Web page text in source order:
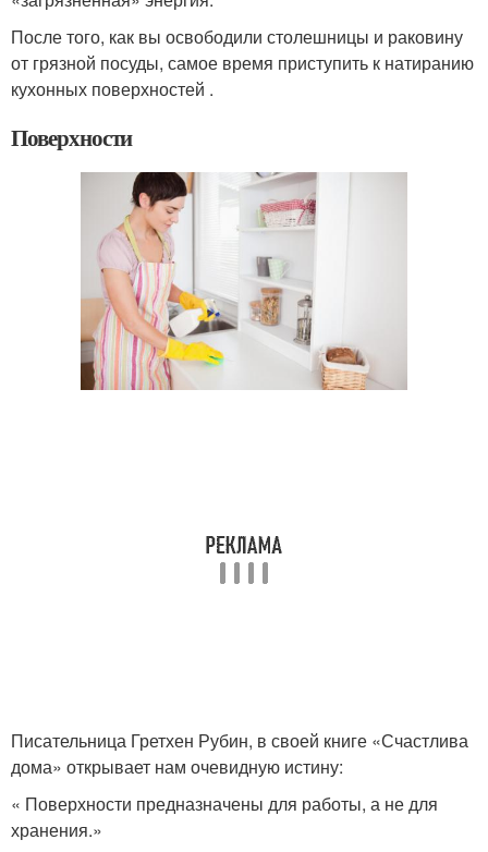
После того, как вы освободили столешницы и раковину
от грязной посуды, самое время приступить к натиранию
кухонных поверхностей .
Поверхности
Писательница Гретхен Рубин, в своей книге «Счастлива
дома» открывает нам очевидную истину:
« Поверхности предназначены для работы, а не для
хранения.»